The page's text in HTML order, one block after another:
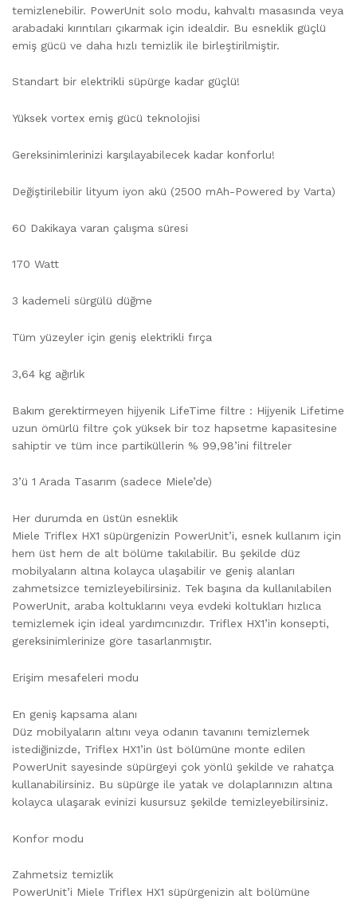
temizlenebilir. PowerUnit solo modu, kahvaltı masasında veya
arabadaki kırıntıları çıkarmak için idealdir. Bu esneklik güçlü
emiş gücü ve daha hızlı temizlik ile birleştirilmiştir.
Standart bir elektrikli süpürge kadar güçlü!
Yüksek vortex emiş gücü teknolojisi
Gereksinimlerinizi karşılayabilecek kadar konforlu!
Değiştirilebilir lityum iyon akü (2500 mAh-Powered by Varta)
60 Dakikaya varan çalışma süresi
170 Watt
3 kademeli sürgülü düğme
Tüm yüzeyler için geniş elektrikli fırça
3,64 kg ağırlık
Bakım gerektirmeyen hijyenik LifeTime filtre : Hijyenik Lifetime
uzun ömürlü filtre çok yüksek bir toz hapsetme kapasitesine
sahiptir ve tüm ince partiküllerin % 99,98’ini filtreler
3’ü 1 Arada Tasarım (sadece Miele’de)
Her durumda en üstün esneklik
Miele Triflex HX1 süpürgenizin PowerUnit’i, esnek kullanım için
hem üst hem de alt bölüme takılabilir. Bu şekilde düz
mobilyaların altına kolayca ulaşabilir ve geniş alanları
zahmetsizce temizleyebilirsiniz. Tek başına da kullanılabilen
PowerUnit, araba koltuklarını veya evdeki koltukları hızlıca
temizlemek için ideal yardımcınızdır. Triflex HX1’in konsepti,
gereksinimlerinize göre tasarlanmıştır.
Erişim mesafeleri modu
En geniş kapsama alanı
Düz mobilyaların altını veya odanın tavanını temizlemek
istediğinizde, Triflex HX1’in üst bölümüne monte edilen
PowerUnit sayesinde süpürgeyi çok yönlü şekilde ve rahatça
kullanabilirsiniz. Bu süpürge ile yatak ve dolaplarınızın altına
kolayca ulaşarak evinizi kusursuz şekilde temizleyebilirsiniz.
Konfor modu
Zahmetsiz temizlik
PowerUnit’i Miele Triflex HX1 süpürgenizin alt bölümüne